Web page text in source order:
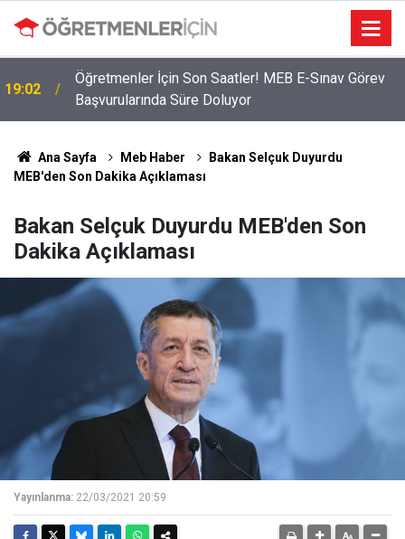
19:02
Öğretmenler İçin Son Saatler! MEB E-Sınav Görev
Başvurularında Süre Doluyor
Ana Sayfa Meb Haber
Bakan Selçuk Duyurdu
MEB'den Son Dakika Açıklaması
Bakan Selçuk Duyurdu MEB'den Son
Dakika Açıklaması
Yayınlanma: 22/03/2021 20:59